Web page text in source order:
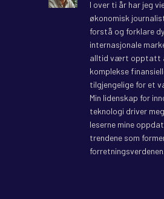
I over ti år har jeg
økonomisk
forstå og forklare
internasjonale
alltid vært opptatt
komplekse
tilgjengelige for et
Min lidenskap for
teknologi driver
leserne mine
trendene som
forretningsverdenen.